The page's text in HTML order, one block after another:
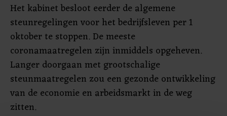
Het kabinet besloot eerder de algemene
steunregelingen voor het bedrijfsleven per 1
oktober te stoppen. De meeste
coronamaatregelen zijn inmiddels opgeheven.
Langer doorgaan met grootschalige
steunmaatregelen zou een gezonde ontwikkeling
van de economie en arbeidsmarkt in de weg
zitten.